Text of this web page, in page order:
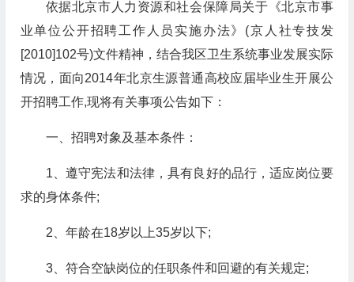
依据北京市人力资源和社会保障局关于《北京市事
业单位公开招聘工作人员实施办法》(京人社专技发
[2010]102号)文件精神，结合我区卫生系统事业发展实际
情况，面向2014年北京生源普通高校应届毕业生开展公
开招聘工作,现将有关事项公告如下：
一、招聘对象及基本条件：
1、遵守宪法和法律，具有良好的品行，适应岗位要
求的身体条件;
2、年龄在18岁以上35岁以下;
3、符合空缺岗位的任职条件和回避的有关规定;